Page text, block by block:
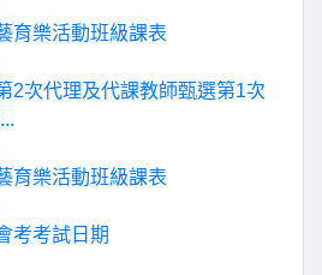
育樂活動班級課表
2次代理及代課教師甄選第1次
育樂活動班級課表
考考試日期